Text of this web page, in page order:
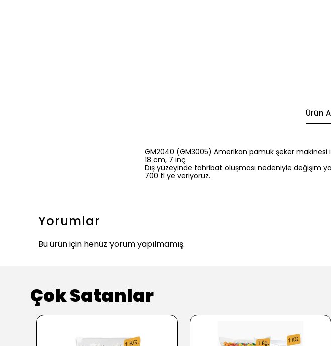
Ürün
GM2040 (GM3005) Amerikan pamuk şeker makinesi
18 cm, 7 inç
Dış yüzeyinde tahribat oluşması nedeniyle değişim
700 tl ye veriyoruz.
Yorumlar
Bu ürün için henüz yorum yapılmamış.
Çok Satanlar